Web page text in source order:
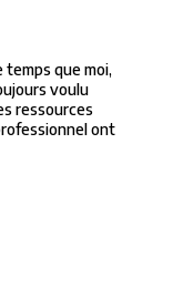
temps que moi,
voulu
ressources
ont